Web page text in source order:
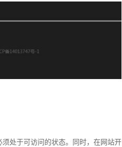
处于可访问的状态。同时，在网站开